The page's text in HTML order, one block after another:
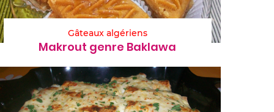
Gâteaux algériens
Makrout genre Baklawa